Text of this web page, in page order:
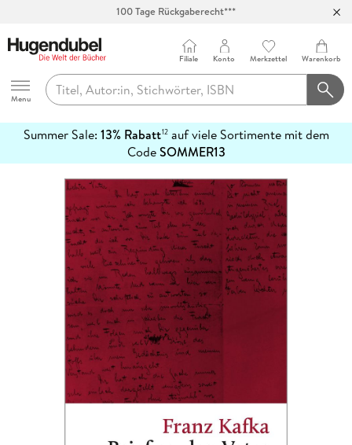
100 Tage Rückgaberecht***
Hugendubel
Menu
Filiale Konto Merkzettel Warenkorb
Summer Sale: 13% Rabatt12auf viele Sortimente mit dem
CodeSOMMER13
erfahren